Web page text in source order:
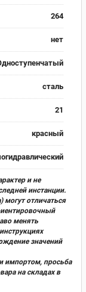
264
нет
сталь
21
красный
и не
инстанции.
могут отличаться
менять
значений
импортом, просьба
на складах в